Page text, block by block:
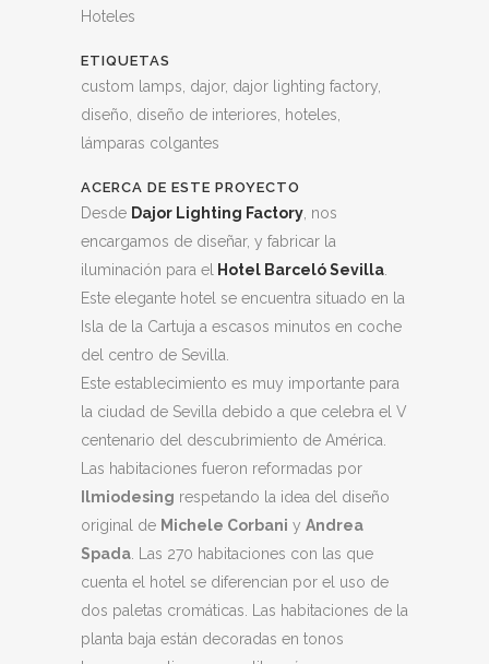
Hoteles
ETIQUETAS
custom lamps, dajor, dajor lighting factory,
diseño, diseño de interiores, hoteles,
lámparas colgantes
ACERCA DE ESTE PROYECTO
Desde Dajor Lighting Factory , nos
encargamos de diseñar, y fabricar la
iluminación para el
Hotel Barceló Sevilla
Este elegante hotel se encuentra situado en la
Isla de la Cartuja a escasos minutos en coche
del centro de Sevilla.
Este establecimiento es muy importante para
la ciudad de Sevilla debido a que celebra el V
centenario del descubrimiento de América.
Las habitaciones fueron reformadas por
Ilmiodesing respetando la idea del diseño
original de Michele Corbani y Andrea
Spada . Las 270 habitaciones con las que
cuenta el hotel se diferencian por el uso de
dos paletas cromáticas. Las habitaciones de la
planta baja están decoradas en tonos